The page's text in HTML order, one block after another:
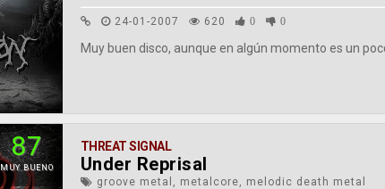
24-01-2007 620 0 0
Muy buen disco, aunque en algún momento es un
87
MUY BUENO
THREAT SIGNAL
Under Reprisal
groove metal, metalcore, melodic death metal